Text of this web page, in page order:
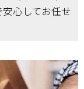
心してお任せ